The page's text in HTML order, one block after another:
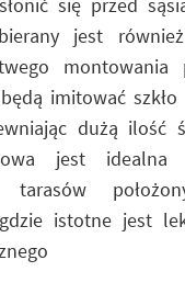
jest
montowania
imitować
dużą ilość
jest idealna
istotne jest